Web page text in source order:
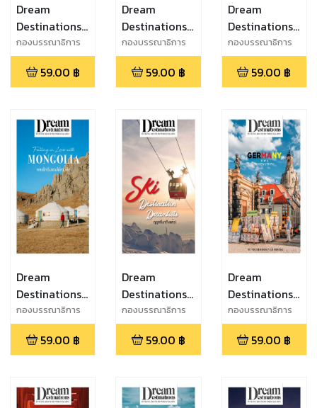
Dream
Destinations :
Leh - Ladakh
& Kashmir
กองบรรณาธิการ
เที่ยวรอบโลก
59.00 ฿
Dream
Destinations :
Myanmar
Islands
กองบรรณาธิการ
เที่ยวรอบโลก
59.00 ฿
Dream
Destinations :
Taiwan Farm
Tour
กองบรรณาธิการ
เที่ยวรอบโลก
59.00 ฿
Dream
Destinations :
Falling in
Love with
MONGOLIA
กองบรรณาธิการ
เที่ยวรอบโลก
59.00 ฿
Dream
Destinations :
Ski
Destination
Dreamlist
กองบรรณาธิการ
เที่ยวรอบโลก
59.00 ฿
Dream
Destinations :
GERMANY
Top 5
Destinations
กองบรรณาธิการ
เที่ยวรอบโลก
59.00 ฿